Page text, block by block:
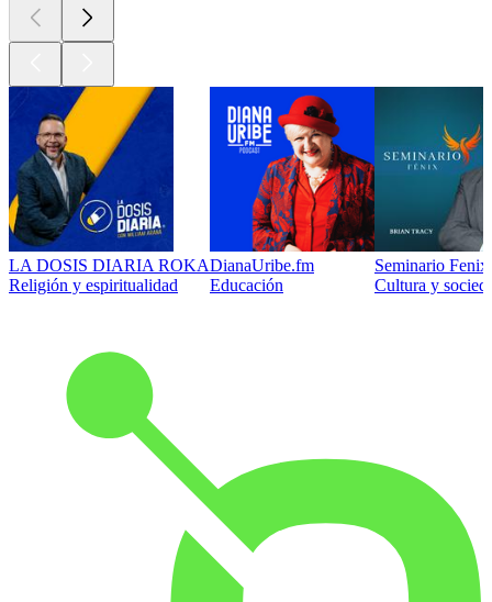
LA DOSIS DIARIA ROKA
Religión y espiritualidad
DianaUribe.fm
Educación
Seminario
Cultura y